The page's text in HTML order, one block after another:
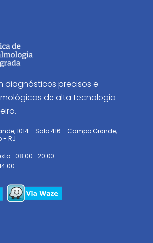
diagnósticos precisos e
de alta tecnologia
1014 - Sala 416 - Campo Grande,
- RJ
: 08.00 -20.00